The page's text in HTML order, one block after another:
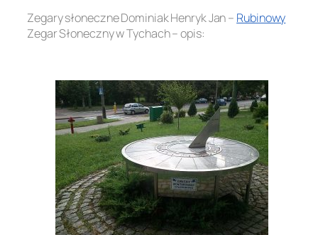
Zegary słoneczne Dominiak Henryk Jan – Rubinowy
Zegar Słoneczny w Tychach – opis: